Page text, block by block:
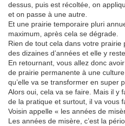
dessus, puis est récoltée, on
et on passe à une autre.
Et une prairie temporaire pluri
maximum, après cela se dégrade.
Rien de tout cela dans votre
des dizaines d’années et elle y reste.
En retournant, vous allez donc
de prairie permanente à une
qu’elle va se transformer en super
Alors oui, cela va se faire. Mais il y
de la pratique et surtout, il va vous
Voisin appelle « les années de
Les années de misère, c’est la